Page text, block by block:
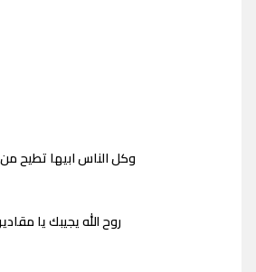
وكل الناس ابيها تطيح
روح الله يجيبك يا